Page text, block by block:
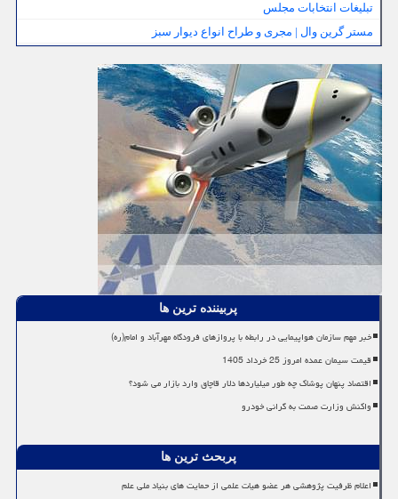
تبلیغات انتخابات مجلس
مستر گرین وال | مجری و طراح انواع دیوار سبز
پربیننده ترین ها
خبر مهم سازمان هواپیمایی در رابطه با پروازهای فرودگاه مهرآباد و امام(ره)
قیمت سیمان عمده امروز 25 خرداد 1405
اقتصاد پنهان پوشاک چه طور میلیاردها دلار قاچاق وارد بازار می شود؟
واکنش وزارت صمت به گرانی خودرو
پربحث ترین ها
اعلام ظرفیت پژوهشی هر عضو هیات علمی از حمایت های بنیاد ملی علم